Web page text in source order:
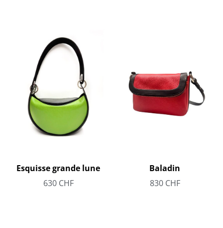
Esquisse grande lune
630 CHF
Baladin
830 CHF